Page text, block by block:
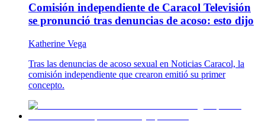
Comisión independiente de Caracol Televisión
se pronunció tras denuncias de acoso: esto dijo
Katherine Vega
Tras las denuncias de acoso sexual en Noticias Caracol, la
comisión independiente que crearon emitió su primer
concepto.